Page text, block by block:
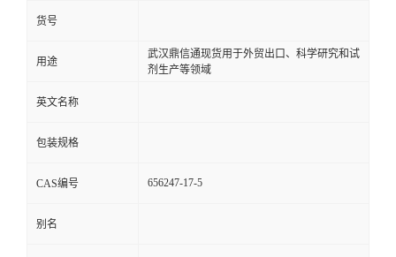
货号
用途
武汉鼎信通现货用于外贸出口、科学研究和试
剂生产等领域
英文名称
包装规格
CAS编号 656247-17-5
别名